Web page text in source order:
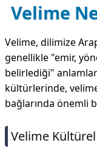
Velime
Velime, dilimize
genellikle "emir,
belirlediği"
kültürlerinde,
bağlarında önemli
Velime Kültürel